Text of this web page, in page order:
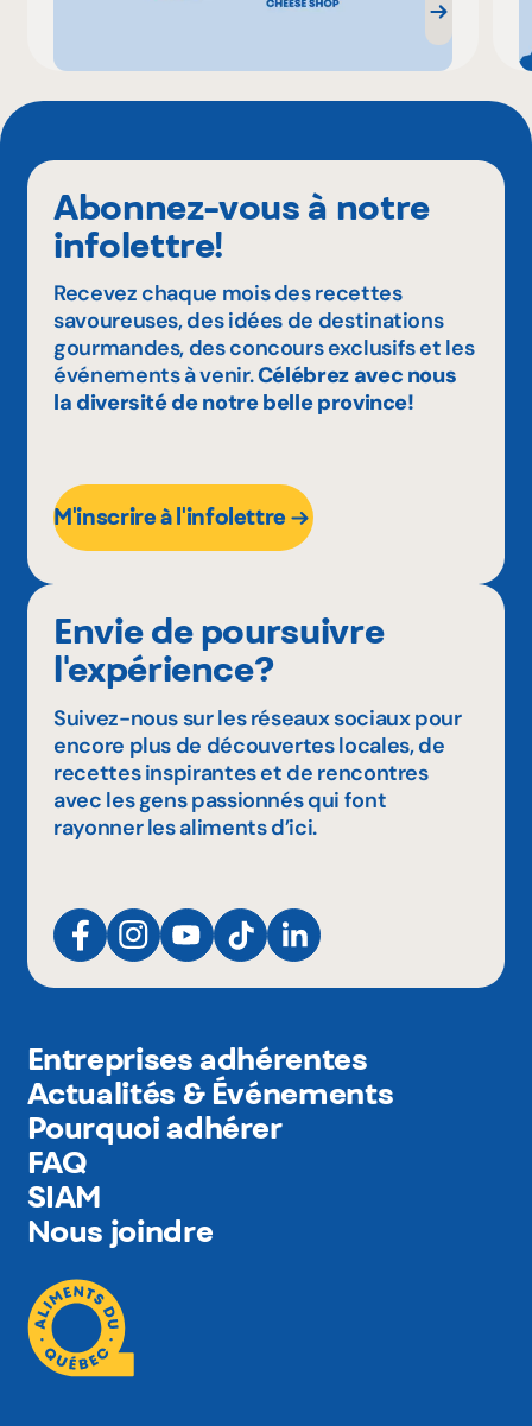
Abonnez-vous à notre
infolettre!
Recevez chaque mois des recettes
savoureuses, des idées de destinations
gourmandes, des concours exclusifs et les
événements à venir.Célébrez avec nous
la diversité de notre belle province!
M'inscrire à l'infolettre
Envie de poursuivre
l'expérience?
Suivez-nous sur les réseaux sociaux pour
encore plus de découvertes locales, de
recettes inspirantes et de rencontres
avec les gens passionnés qui font
rayonner les aliments d’ici.
Entreprises adhérentes
Actualités & Événements
Pourquoi adhérer
FAQ
SIAM
Nous joindre